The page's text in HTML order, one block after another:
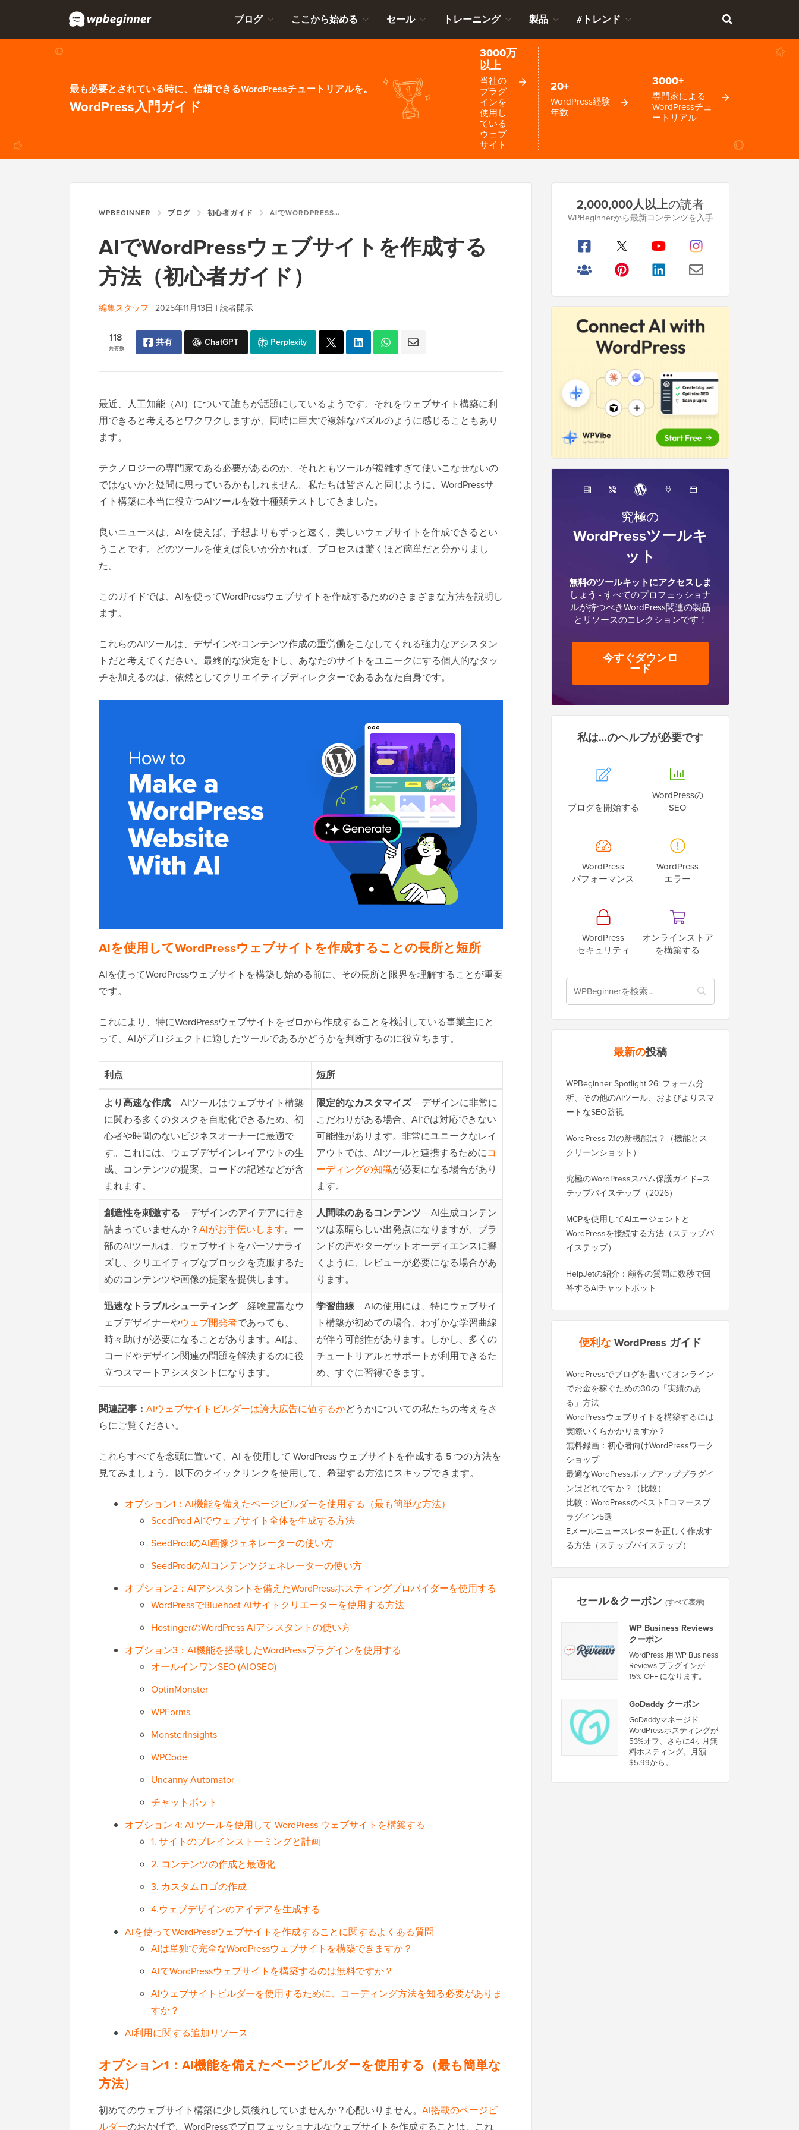
ブログ ここから始める セール トレーニング 製品 #トレンド
最も必要とされている時に、信頼できるWordPressチュートリアルを。
WordPress入門ガイド
3000万
以上
当社の
プラグ
インを
使用し
ている
ウェブ
サイト
20+
WordPress経験
年数
3000+
専門家による
WordPressチュ
ートリアル
WPBEGINNER ブログ 初心者ガイド AIでWORDPRESSウェブサイトを作成する方法（初心者ガイド）
AIでWordPressウェブサイトを作成する
方法（初心者ガイド）
編集スタッフ | 2025年11月13日 | 読者開示
共有数
118 共有 ChatGPT Perplexity
最近、人工知能（AI）について誰もが話題にしているようです。それをウェブサイト構築に利
用できると考えるとワクワクしますが、同時に巨大で複雑なパズルのように感じることもあり
ます。
テクノロジーの専門家である必要があるのか、それともツールが複雑すぎて使いこなせないの
ではないかと疑問に思っているかもしれません。私たちは皆さんと同じように、WordPressサ
イト構築に本当に役立つAIツールを数十種類テストしてきました。
良いニュースは、AIを使えば、予想よりもずっと速く、美しいウェブサイトを作成できるとい
うことです。どのツールを使えば良いか分かれば、プロセスは驚くほど簡単だと分かりまし
た。
このガイドでは、AIを使ってWordPressウェブサイトを作成するためのさまざまな方法を説明し
ます。
これらのAIツールは、デザインやコンテンツ作成の重労働をこなしてくれる強力なアシスタン
トだと考えてください。最終的な決定を下し、あなたのサイトをユニークにする個人的なタッ
チを加えるのは、依然としてクリエイティブディレクターであるあなた自身です。
AIを使用してWordPressウェブサイトを作成することの長所と短所
AIを使ってWordPressウェブサイトを構築し始める前に、その長所と限界を理解することが重要
です。
これにより、特にWordPressウェブサイトをゼロから作成することを検討している事業主にと
って、AIがプロジェクトに適したツールであるかどうかを判断するのに役立ちます。
利点 短所
より高速な作成– AIツールはウェブサイト構築
に関わる多くのタスクを自動化できるため、初
心者や時間のないビジネスオーナーに最適で
す。これには、ウェブデザインレイアウトの生
成、コンテンツの提案、コードの記述などが含
まれます。
限定的なカスタマイズ– デザインに非常に
こだわりがある場合、AIでは対応できない
可能性があります。非常にユニークなレイ
アウトでは、AIツールと連携するためにコ
ーディングの知識が必要になる場合があり
ます。
創造性を刺激する – デザインのアイデアに行き
詰まっていませんか？AIがお手伝いします。一
部のAIツールは、ウェブサイトをパーソナライ
ズし、クリエイティブなブロックを克服するた
めのコンテンツや画像の提案を提供します。
人間味のあるコンテンツ – AI生成コンテン
ツは素晴らしい出発点になりますが、ブラ
ンドの声やターゲットオーディエンスに響
くように、レビューが必要になる場合があ
ります。
迅速なトラブルシューティング– 経験豊富なウ
ェブデザイナーやウェブ開発者であっても、
時々助けが必要になることがあります。AIは、
コードやデザイン関連の問題を解決するのに役
立つスマートアシスタントになります。
学習曲線– AIの使用には、特にウェブサイ
ト構築が初めての場合、わずかな学習曲線
が伴う可能性があります。しかし、多くの
チュートリアルとサポートが利用できるた
め、すぐに習得できます。
関連記事： AIウェブサイトビルダーは誇大広告に値するかどうかについての私たちの考えをさ
らにご覧ください。
これらすべてを念頭に置いて、AI を使用して WordPress ウェブサイトを作成する 5 つの方法を
見てみましょう。以下のクイックリンクを使用して、希望する方法にスキップできます。
オプション1：AI機能を備えたページビルダーを使用する（最も簡単な方法）
SeedProd AIでウェブサイト全体を生成する方法
SeedProdのAI画像ジェネレーターの使い方
SeedProdのAIコンテンツジェネレーターの使い方
オプション2：AIアシスタントを備えたWordPressホスティングプロバイダーを使用する
WordPressでBluehost AIサイトクリエーターを使用する方法
HostingerのWordPress AIアシスタントの使い方
オプション3：AI機能を搭載したWordPressプラグインを使用する
オールインワンSEO (AIOSEO)
OptinMonster
WPForms
MonsterInsights
WPCode
Uncanny Automator
チャットボット
オプション 4: AI ツールを使用して WordPress ウェブサイトを構築する
1. サイトのブレインストーミングと計画
2. コンテンツの作成と最適化
3. カスタムロゴの作成
4.ウェブデザインのアイデアを生成する
AIを使ってWordPressウェブサイトを作成することに関するよくある質問
AIは単独で完全なWordPressウェブサイトを構築できますか？
AIでWordPressウェブサイトを構築するのは無料ですか？
AIウェブサイトビルダーを使用するために、コーディング方法を知る必要がありま
すか？
AI利用に関する追加リソース
オプション1：AI機能を備えたページビルダーを使用する（最も簡単な
方法）
初めてのウェブサイト構築に少し気後れしていませんか？心配いりません。 AI搭載のページビ
ルダーのおかげで、WordPressでプロフェッショナルなウェブサイトを作成することは、これ
サ
ー
2,000,000人以上の読者
WPBeginnerから最新コンテンツを入手
究極の
WordPressツールキ
ット
無料のツールキットにアクセスしま
しょう - すべてのプロフェッショナ
ルが持つべきWordPress関連の製品
とリソースのコレクションです！
今すぐダウンロ
ード
私は…のヘルプが必要です
ブログを開始する
WordPressの
SEO
WordPress
パフォーマンス
WordPress
エラー
WordPress
セキュリティ
オンラインストア
を構築する
最新の投稿
WPBeginner Spotlight 26: フォーム分
析、その他のAIツール、およびよりスマ
ートなSEO監視
WordPress 7.1の新機能は？（機能とス
クリーンショット）
究極のWordPressスパム保護ガイド–ス
テップバイステップ（2026）
MCPを使用してAIエージェントと
WordPressを接続する方法（ステップバ
イステップ）
HelpJetの紹介：顧客の質問に数秒で回
答するAIチャットボット
便利なWordPress ガイド
WordPressでブログを書いてオンライン
でお金を稼ぐための30の「実績のあ
る」方法
WordPressウェブサイトを構築するには
実際いくらかかりますか？
無料録画：初心者向けWordPressワーク
ショップ
最適なWordPressポップアッププラグイ
ンはどれですか？（比較）
比較：WordPressのベストEコマースプ
ラグイン5選
Eメールニュースレターを正しく作成す
る方法（ステップバイステップ）
セール＆クーポン (すべて表示)
WP Business Reviews
クーポン
WordPress 用 WP Business
Reviews プラグインが
15% OFF になります。
GoDaddy クーポン
GoDaddyマネージド
WordPressホスティングが
53%オフ、さらに4ヶ月無
料ホスティング。月額
$5.99から。